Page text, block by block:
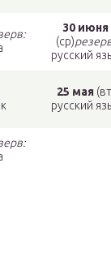
30 июня
(ср)
русский
25 мая
русский